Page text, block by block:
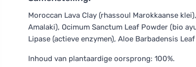
Moroccan Lava Clay (rhassoul Marokkaanse
Amalaki), Ocimum Sanctum Leaf Powder (bio
Lipase (actieve enzymen), Aloe Barbadensis
Inhoud van plantaardige oorsprong: 100%.